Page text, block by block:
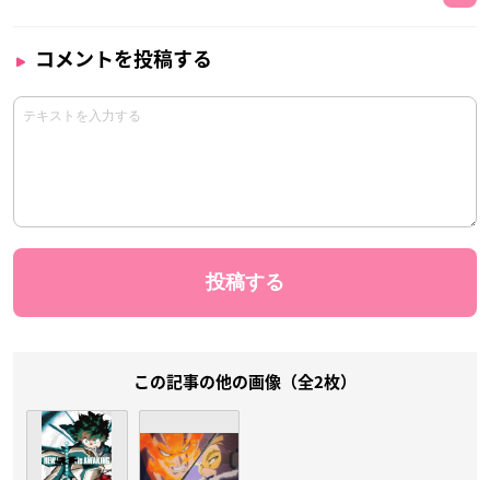
コメントを投稿する
この記事の他の画像（全2枚）